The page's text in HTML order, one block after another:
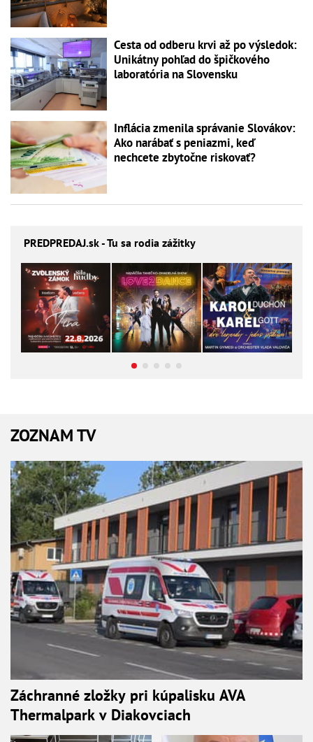
Cesta od odberu krvi až po výsledok:
Unikátny pohľad do špičkového
laboratória na Slovensku
Inflácia zmenila správanie Slovákov:
Ako narábať s peniazmi, keď
nechcete zbytočne riskovať?
PREDPREDAJ.sk - Tu sa rodia zážitky
ZOZNAM TV
Záchranné zložky pri kúpalisku AVA
Thermalpark v Diakovciach